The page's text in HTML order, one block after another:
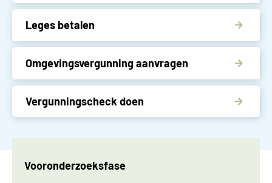
Leges betalen
Omgevingsvergunning aanvragen
Vergunningscheck doen
Vooronderzoeksfase